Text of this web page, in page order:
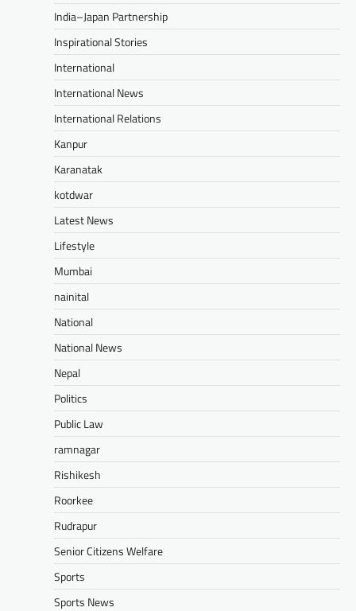
India–Japan Partnership
Inspirational Stories
International
International News
International Relations
Kanpur
Karanatak
kotdwar
Latest News
Lifestyle
Mumbai
nainital
National
National News
Nepal
Politics
Public Law
ramnagar
Rishikesh
Roorkee
Rudrapur
Senior Citizens Welfare
Sports
Sports News